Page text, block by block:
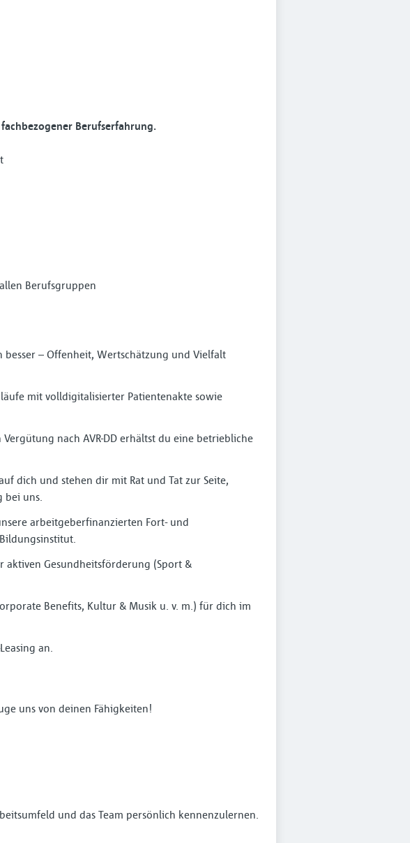
Berufserfahrung.
Berufsgruppen
besser – Offenheit, Wertschätzung und Vielfalt
mit volldigitalisierter Patientenakte sowie
nach AVR-DD erhältst du eine betriebliche
dich und stehen dir mit Rat und Tat zur Seite,
bei uns.
arbeitgeberfinanzierten Fort- und
aktiven Gesundheitsförderung (Sport &
Benefits, Kultur & Musik u. v. m.) für dich im
an.
uns von deinen Fähigkeiten!
und das Team persönlich kennenzulernen.